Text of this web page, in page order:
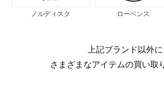
ノルディスク ローベンス
上記ブランド以外に
さまざまなアイテムの買い取